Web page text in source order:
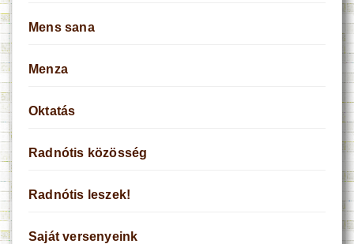
Mens sana
Menza
Oktatás
Radnótis közösség
Radnótis leszek!
Saját versenyeink